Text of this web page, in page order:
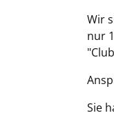
Wir
nur
Sie